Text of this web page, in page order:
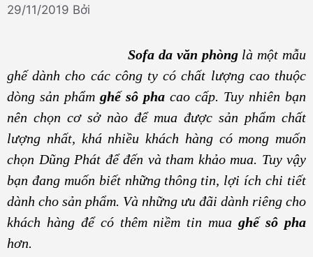
29/11/2019 Bởi
Sofa da văn phòng là một mẫu
ghế dành cho các công ty có chất lượng cao thuộc
dòng sản phẩm ghế sô pha cao cấp. Tuy nhiên bạn
nên chọn cơ sở nào để mua được sản phẩm chất
lượng nhất, khá nhiều khách hàng có mong muốn
chọn Dũng Phát để đến và tham khảo mua. Tuy vậy
bạn đang muốn biết những thông tin, lợi ích chi tiết
dành cho sản phẩm. Và những ưu đãi dành riêng cho
khách hàng để có thêm niềm tin muaghế sô pha
hơn.